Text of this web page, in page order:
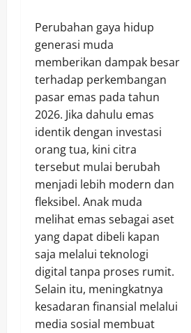
Perubahan gaya hidup
generasi muda
memberikan dampak besar
terhadap perkembangan
pasar emas pada tahun
2026. Jika dahulu emas
identik dengan investasi
orang tua, kini citra
tersebut mulai berubah
menjadi lebih modern dan
fleksibel. Anak muda
melihat emas sebagai aset
yang dapat dibeli kapan
saja melalui teknologi
digital tanpa proses rumit.
Selain itu, meningkatnya
kesadaran finansial melalui
media sosial membuat